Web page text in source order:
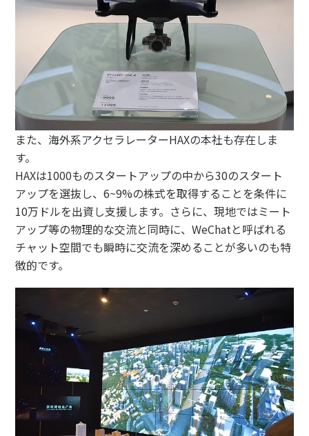
また、海外系アクセラレーターHAXの本社も存在しま
す。
HAXは1000ものスタートアップの中から30のスタート
アップを選抜し、6~9%の株式を取得することを条件に
10万ドルを出資し支援します。さらに、現地ではミート
アップ等の物理的な交流と同時に、WeChatと呼ばれる
チャット空間でも瞬時に交流を深めることが多いのも特
徴的です。